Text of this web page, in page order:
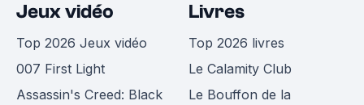
Jeux vidéo
Top 2026 Jeux vidéo
007 First Light
Assassin's Creed: Black
Livres
Top 2026 livres
Le Calamity Club
Le Bouffon de la